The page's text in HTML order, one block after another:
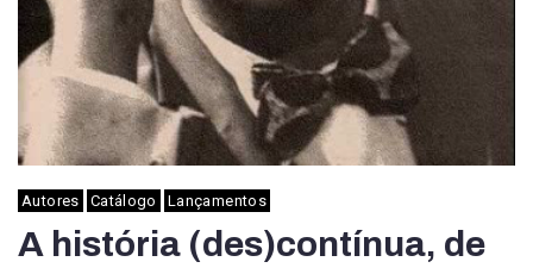
Autores Catálogo Lançamentos
A história (des)contínua, de